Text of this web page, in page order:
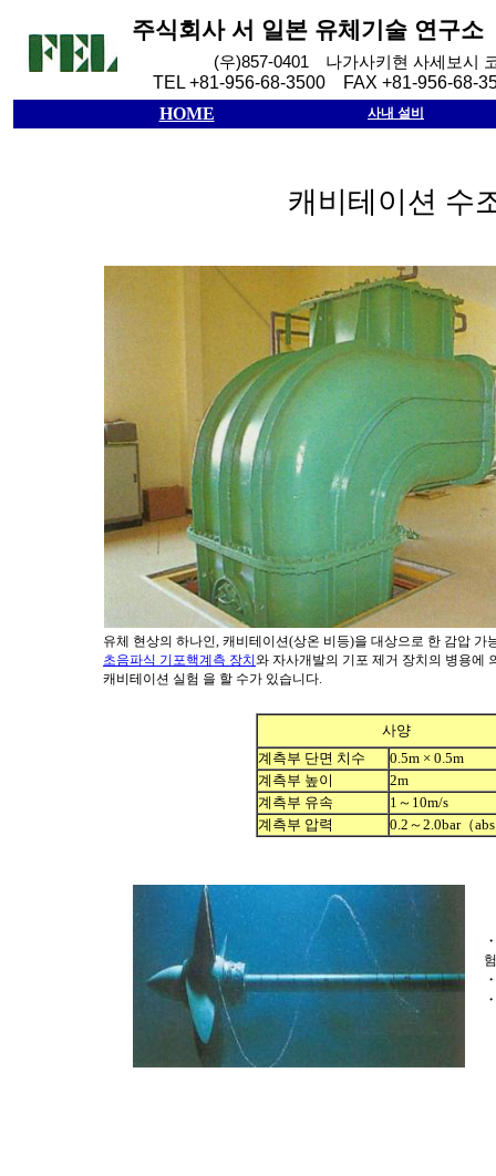
주식회사 서 일본 유체기술 연구소
(우)857-0401 나가사키현 사세보시
TEL +81-956-68-3500 FAX +81-956-68-
HOME
사내 설비
캐비테이션 수
유체 현상의 하나인, 캐비테이션(상온 비등)을 대상으로 한 감압 가
초음파식 기포핵계측 장치 와 자사개발의 기포 제거 장치의 병용에
캐비테이션 실험 을 할 수가 있습니다.
사양
계측부 단면 치수
0.5m × 0.5m
계측부 높이
2m
계측부 유속
1～10m/s
계측부 압력
0.2～2.0bar（
험